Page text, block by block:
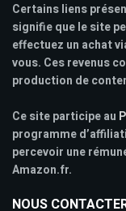
Certains liens
signifie que le site
effectuez un achat
vous. Ces revenus
production de
Ce site participe au
programme
percevoir une
Amazon.fr.
NOUS